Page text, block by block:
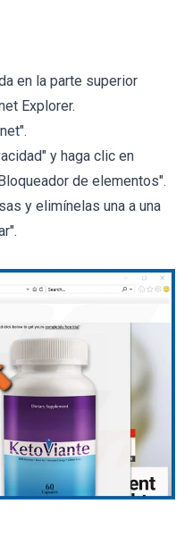
en la parte superior
Explorer.
y haga clic en
de elementos".
y elimínelas una a una